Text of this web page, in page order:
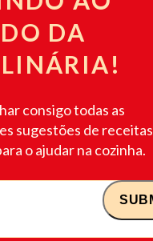
DA
consigo todas as
sugestões de receitas
o ajudar na cozinha.